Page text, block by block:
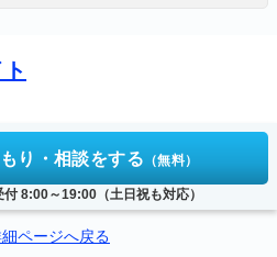
り・相談をする （無料）
8:00～19:00（土日祝も対応）
ページへ戻る